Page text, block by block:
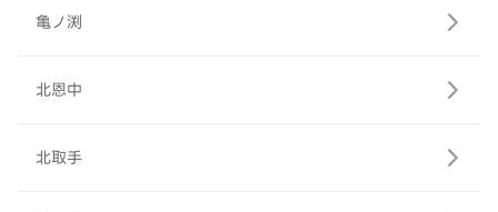
亀ノ渕
北恩中
北取手